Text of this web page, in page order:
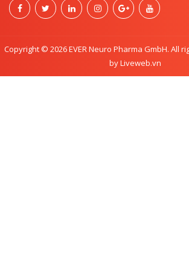
Copyright © 2026 EVER Neuro Pharma GmbH. All
by Liveweb.vn